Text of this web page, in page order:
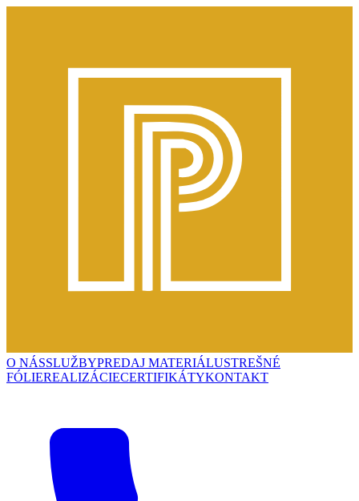
O NÁSSLUŽBYPREDAJ MATERIÁLUSTREŠNÉ
FÓLIEREALIZÁCIECERTIFIKÁTYKONTAKT